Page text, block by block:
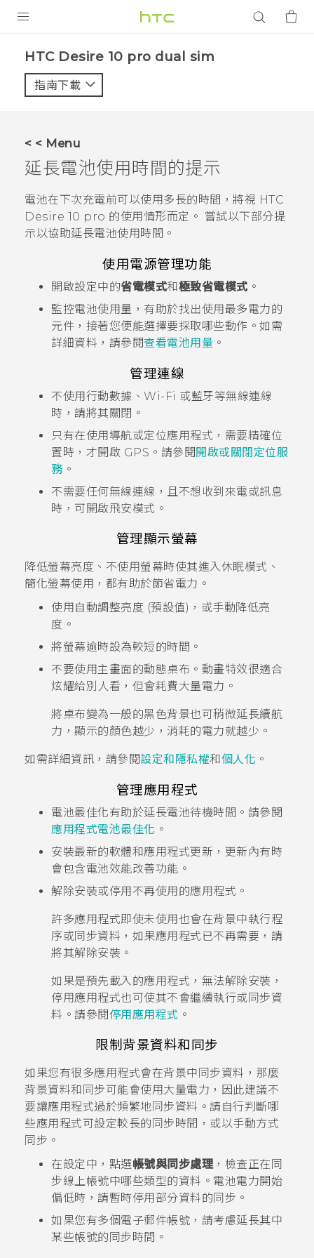
VIVE
應用程式
HTC Desire 10 pro dual sim‎
指南下載
< < Menu
延長電池使用時間的提示
電池在下次充電前可以使用多長的時間，將視 HTC
Desire 10 pro 的使用情形而定。 嘗試以下部分提
示以協助延長電池使用時間。
使用電源管理功能
開啟設定中的省電模式和極致省電模式 。
監控電池使用量，有助於找出使用最多電力的
元件，接著您便能選擇要採取哪些動作。如需
詳細資料，請參閱查看電池用量 。
管理連線
不使用行動數據、 Wi-Fi 或藍牙等無線連線
時，請將其關閉。
只有在使用導航或定位應用程式，需要精確位
置時，才開啟 GPS。請參閱 開啟或關閉定位服
務 。
不需要任何無線連線，且不想收到來電或訊息
時，可開啟飛安模式。
管理顯示螢幕
降低螢幕亮度、不使用螢幕時使其進入休眠模式、
簡化螢幕使用，都有助於節省電力。
使用自動調整亮度 (預設值)，或手動降低亮
度。
將螢幕逾時設為較短的時間。
不要使用主畫面的動態桌布。動畫特效很適合
炫耀給別人看，但會耗費大量電力。
將桌布變為一般的黑色背景也可稍微延長續航
力，顯示的顏色越少，消耗的電力就越少。
如需詳細資訊，請參閱設定和隱私權和個人化 。
管理應用程式
電池最佳化有助於延長電池待機時間。請參閱
應用程式電池最佳化 。
安裝最新的軟體和應用程式更新，更新內有時
會包含電池效能改善功能。
解除安裝或停用不再使用的應用程式。
許多應用程式即使未使用也會在背景中執行程
序或同步資料，如果應用程式已不再需要，請
將其解除安裝。
如果是預先載入的應用程式，無法解除安裝，
停用應用程式也可使其不會繼續執行或同步資
料。請參閱 停用應用程式 。
限制背景資料和同步
如果您有很多應用程式會在背景中同步資料，那麼
背景資料和同步可能會使用大量電力，因此建議不
要讓應用程式過於頻繁地同步資料。請自行判斷哪
些應用程式可設定較長的同步時間，或以手動方式
同步。
在設定中，點選帳號與同步處理，檢查正在同
步線上帳號中哪些類型的資料。電池電力開始
偏低時，請暫時停用部分資料的同步。
如果您有多個電子郵件帳號，請考慮延長其中
某些帳號的同步時間。